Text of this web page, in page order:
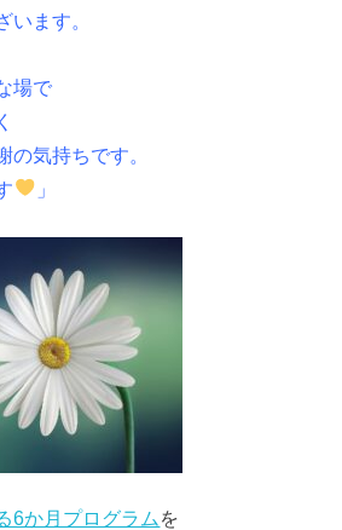
います。
場で
の気持ちです。
」
6か月プログラム を